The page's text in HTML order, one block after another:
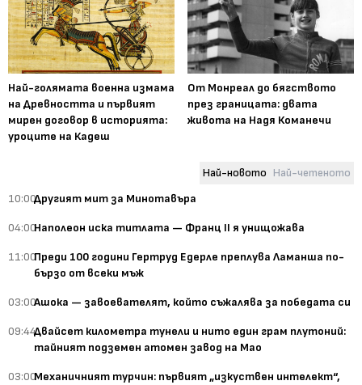
Най-голямата военна измама
на Древността и първият
мирен договор в историята:
уроците на Кадеш
От Монреал до бягството
през границата: двата
живота на Надя Команечи
Най-новото Най-четеното
10:00Другият мит за Минотавъра
04:00Наполеон иска титлата — Франц II я унищожава
11:00Преди 100 години Гертруд Едерле преплува Ламанша по-
бързо от всеки мъж
03:00Ашока — завоевателят, който съжалява за победата си
09:44Двайсет километра тунели и нито един грам плутоний:
тайният подземен атомен завод на Мао
03:00Механичният турчин: първият „изкуствен интелект“,